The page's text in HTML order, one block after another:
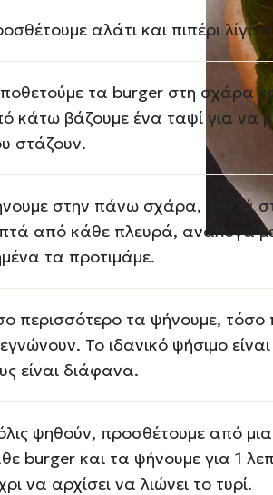
αλάτι και πιπέρι λίγο
τα burger στη σχάρα
κάτω βάζουμε ένα ταψί για να
στάζουν.
στην πάνω σχάρα, κοντά
από κάθε πλευρά, ανάλογα
τα προτιμάμε.
περισσότερο τα ψήνουμε, τόσο
Το ιδανικό ψήσιμο
είναι διάφανα.
ψηθούν, προσθέτουμε από
burger και τα ψήνουμε για 1
να αρχίσει να λιώνει το τυρί.